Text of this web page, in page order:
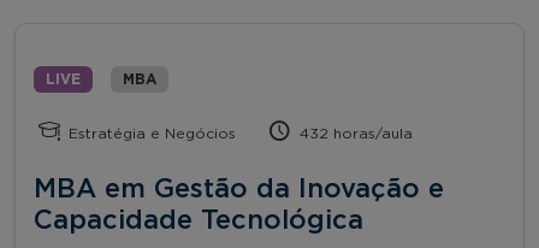
LIVE MBA
Estratégia e Negócios 432 horas/aula
MBA em Gestão da Inovação e
Capacidade Tecnológica